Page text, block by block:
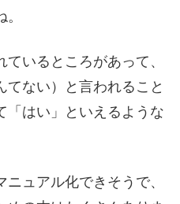
いるところがあって、
ない）と言われること
「はい」といえるような
ュアル化できそうで、